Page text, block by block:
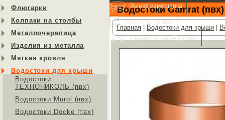
Флюгарки
Колпаки на столбы
Металлочерепица
Изделия из металла
Мягкая кровля
Водостоки для крыши
Водостоки
ТЕХНОНИКОЛЬ (пвх)
Водостоки Murol (пвх)
Водостоки Docke (пвх)
Водостоки Gamrat (пвх)
Главная Водостоки для крыши
Выезд замерщика
Посчитайте мне
Сравнительный расчет